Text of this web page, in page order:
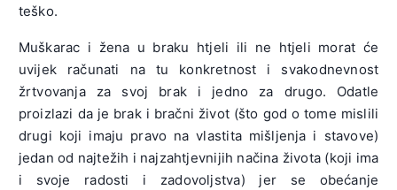
teško.
Muškarac i žena u braku htjeli ili ne htjeli morat će
uvijek računati na tu konkretnost i svakodnevnost
žrtvovanja za svoj brak i jedno za drugo. Odatle
proizlazi da je brak i bračni život (što god o tome mislili
drugi koji imaju pravo na vlastita mišljenja i stavove)
jedan od najtežih i najzahtjevnijih načina života (koji ima
i svoje radosti i zadovoljstva) jer se obećanje